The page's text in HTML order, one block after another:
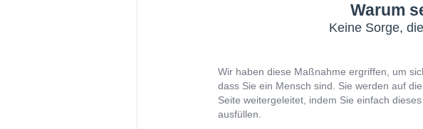
Warum
Keine Sorge,
Wir haben diese Maßnahme ergriffen, um
dass Sie ein Mensch sind. Sie werden auf
Seite weitergeleitet, indem Sie einfach
ausfüllen.